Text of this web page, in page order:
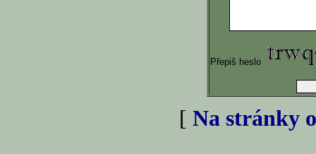
Přepiš heslo
[ Na stránky